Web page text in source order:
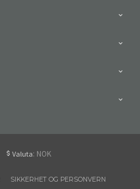
Valuta: NOK
SIKKERHET OG PERSONVERN